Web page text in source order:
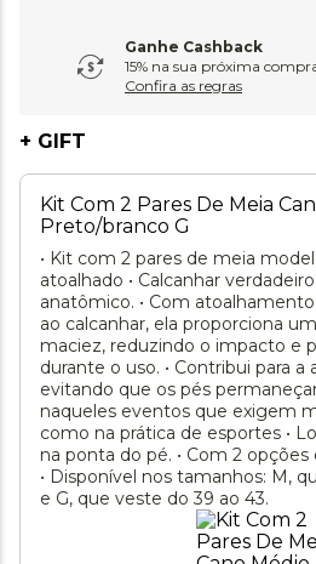
Ganhe Cashback
15% na sua próxima
Confira as regras
+ GIFT
Kit Com 2 Pares De Meia
Preto/branco G
• Kit com 2 pares de meia
atoalhado • Calcanhar
anatômico. • Com
ao calcanhar, ela proporciona
maciez, reduzindo o impacto e
durante o uso. • Contribui para
evitando que os pés
naqueles eventos que exigem
como na prática de esportes •
na ponta do pé. • Com 2
• Disponível nos tamanhos: M,
e G, que veste do 39 ao 43.